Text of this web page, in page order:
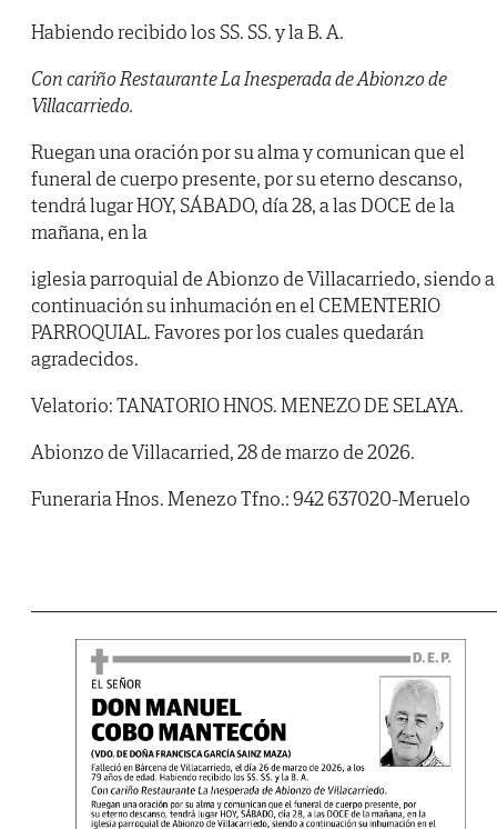
Habiendo recibido los SS. SS. y la B. A.
Con cariño Restaurante La Inesperada de Abionzo de
Villacarriedo.
Ruegan una oración por su alma y comunican que el
funeral de cuerpo presente, por su eterno descanso,
tendrá lugar HOY, SÁBADO, día 28, a las DOCE de la
mañana, en la
iglesia parroquial de Abionzo de Villacarriedo, siendo a
continuación su inhumación en el CEMENTERIO
PARROQUIAL. Favores por los cuales quedarán
agradecidos.
Velatorio: TANATORIO HNOS. MENEZO DE SELAYA.
Abionzo de Villacarried, 28 de marzo de 2026.
Funeraria Hnos. Menezo Tfno.: 942 637020-Meruelo